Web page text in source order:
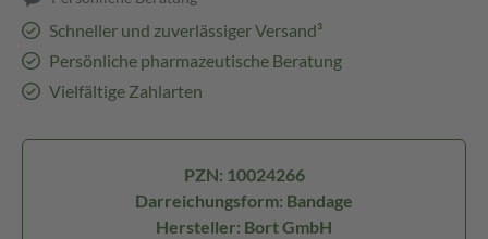
Schneller und zuverlässiger Versand³
Persönliche pharmazeutische Beratung
Vielfältige Zahlarten
PZN: 10024266
Darreichungsform: Bandage
Hersteller: Bort GmbH